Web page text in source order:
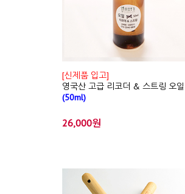
[신제품 입고]
영국산 고급 리코더 & 스트링 오일
(50ml)
26,000원